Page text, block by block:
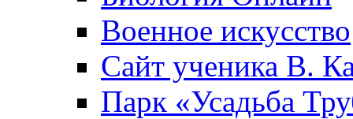
Военное искусство
Cайт ученика В.
Парк «Усадьба